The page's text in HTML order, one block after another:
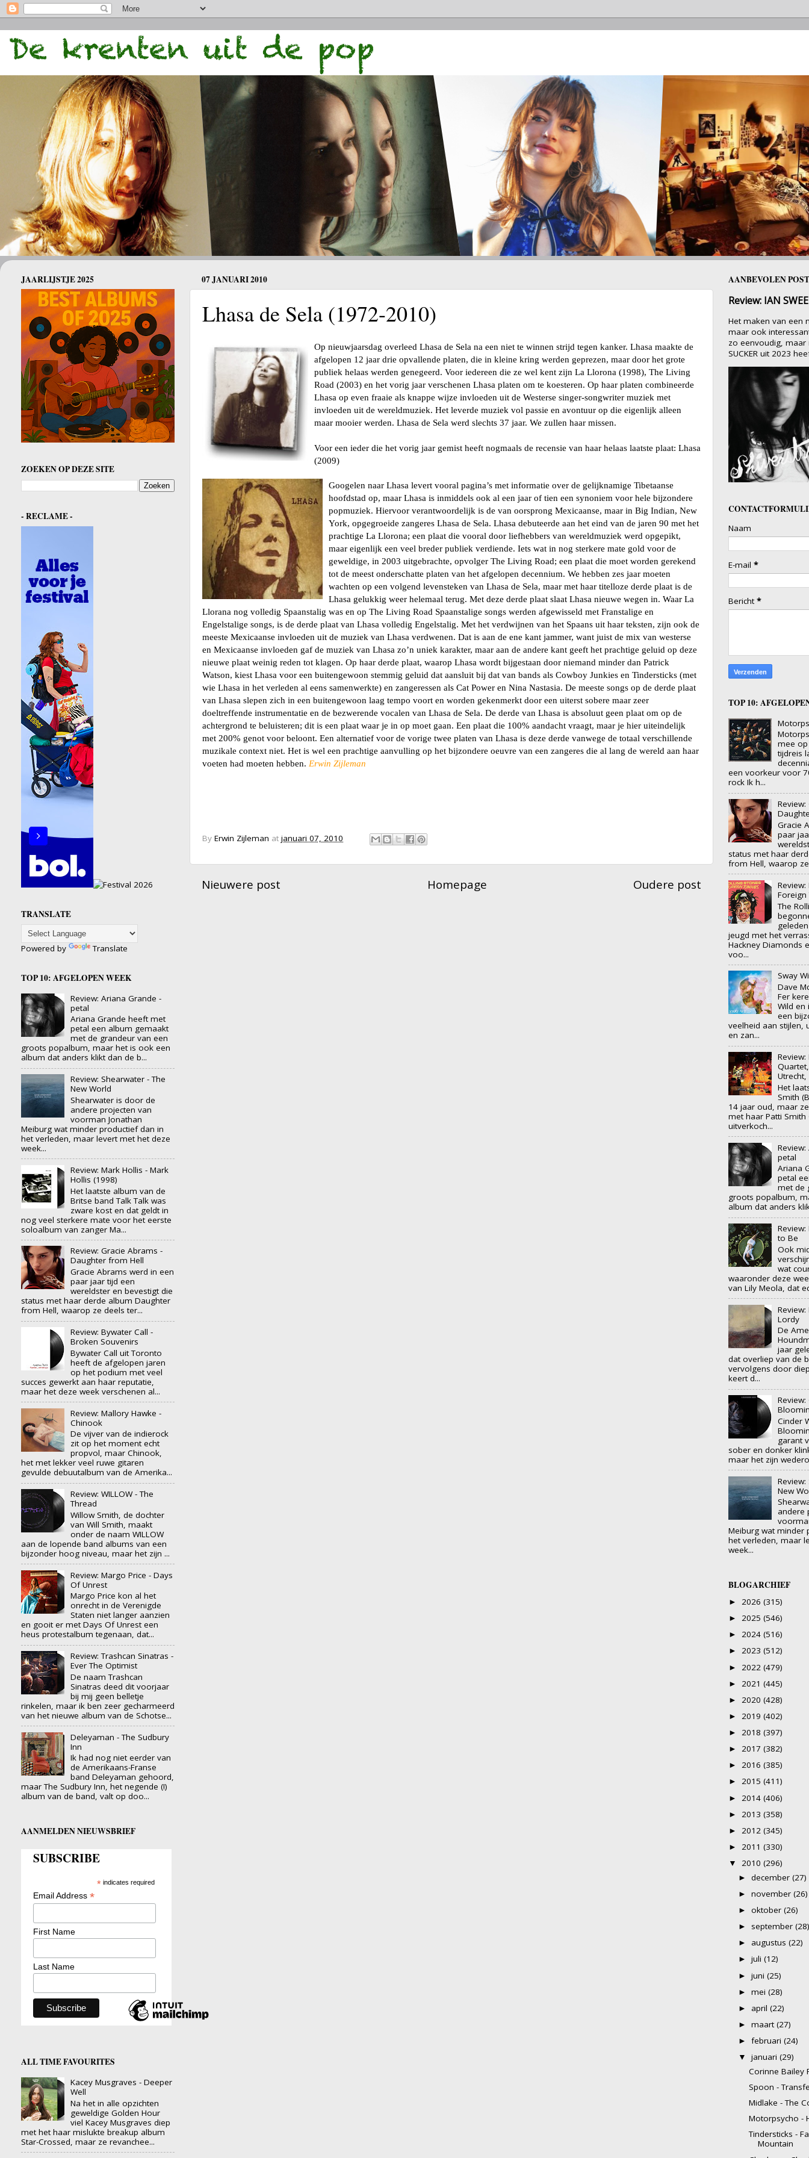
07 JANUARI 2010
Lhasa de Sela (1972-2010)
Op nieuwjaarsdag overleed Lhasa de Sela na een niet te winnen strijd tegen kanker. Lhasa maakte de
afgelopen 12 jaar drie opvallende platen, die in kleine kring werden geprezen, maar door het grote
publiek helaas werden genegeerd. Voor iedereen die ze wel kent zijn La Llorona (1998), The Living
Road (2003) en het vorig jaar verschenen Lhasa platen om te koesteren. Op haar platen combineerde
Lhasa op even fraaie als knappe wijze invloeden uit de Westerse singer-songwriter muziek met
invloeden uit de wereldmuziek. Het leverde muziek vol passie en avontuur op die eigenlijk alleen
maar mooier werden. Lhasa de Sela werd slechts 37 jaar. We zullen haar missen.
Voor een ieder die het vorig jaar gemist heeft nogmaals de recensie van haar helaas laatste plaat: Lhasa
(2009)
Googelen naar Lhasa levert vooral pagina’s met informatie over de gelijknamige Tibetaanse
hoofdstad op, maar Lhasa is inmiddels ook al een jaar of tien een synoniem voor hele bijzondere
popmuziek. Hiervoor verantwoordelijk is de van oorsprong Mexicaanse, maar in Big Indian, New
York, opgegroeide zangeres Lhasa de Sela. Lhasa debuteerde aan het eind van de jaren 90 met het
prachtige La Llorona; een plaat die vooral door liefhebbers van wereldmuziek werd opgepikt,
maar eigenlijk een veel breder publiek verdiende. Iets wat in nog sterkere mate gold voor de
geweldige, in 2003 uitgebrachte, opvolger The Living Road; een plaat die moet worden gerekend
tot de meest onderschatte platen van het afgelopen decennium. We hebben zes jaar moeten
wachten op een volgend levensteken van Lhasa de Sela, maar met haar titelloze derde plaat is de
Lhasa gelukkig weer helemaal terug. Met deze derde plaat slaat Lhasa nieuwe wegen in. Waar La
Llorana nog volledig Spaanstalig was en op The Living Road Spaanstalige songs werden afgewisseld met Franstalige en
Engelstalige songs, is de derde plaat van Lhasa volledig Engelstalig. Met het verdwijnen van het Spaans uit haar teksten, zijn ook de
meeste Mexicaanse invloeden uit de muziek van Lhasa verdwenen. Dat is aan de ene kant jammer, want juist de mix van westerse
en Mexicaanse invloeden gaf de muziek van Lhasa zo’n uniek karakter, maar aan de andere kant geeft het prachtige geluid op deze
nieuwe plaat weinig reden tot klagen. Op haar derde plaat, waarop Lhasa wordt bijgestaan door niemand minder dan Patrick
Watson, kiest Lhasa voor een buitengewoon stemmig geluid dat aansluit bij dat van bands als Cowboy Junkies en Tindersticks (met
wie Lhasa in het verleden al eens samenwerkte) en zangeressen als Cat Power en Nina Nastasia. De meeste songs op de derde plaat
van Lhasa slepen zich in een buitengewoon laag tempo voort en worden gekenmerkt door een uiterst sobere maar zeer
doeltreffende instrumentatie en de bezwerende vocalen van Lhasa de Sela. De derde van Lhasa is absoluut geen plaat om op de
achtergrond te beluisteren; dit is een plaat waar je in op moet gaan. Een plaat die 100% aandacht vraagt, maar je hier uiteindelijk
met 200% genot voor beloont. Een alternatief voor de vorige twee platen van Lhasa is deze derde vanwege de totaal verschillende
muzikale context niet. Het is wel een prachtige aanvulling op het bijzondere oeuvre van een zangeres die al lang de wereld aan haar
voeten had moeten hebben. Erwin Zijleman
By Erwin Zijleman at januari 07, 2010
Nieuwere post Oudere post
Homepage
JAARLIJSTJE 2025
ZOEKEN OP DEZE SITE
- RECLAME -
TRANSLATE
Powered by Translate
TOP 10: AFGELOPEN WEEK
Review: Ariana Grande -
petal
Ariana Grande heeft met
petal een album gemaakt
met de grandeur van een
groots popalbum, maar het is ook een
album dat anders klikt dan de b...
Review: Shearwater - The
New World
Shearwater is door de
andere projecten van
voorman Jonathan
Meiburg wat minder productief dan in
het verleden, maar levert met het deze
week...
Review: Mark Hollis - Mark
Hollis (1998)
Het laatste album van de
Britse band Talk Talk was
zware kost en dat geldt in
nog veel sterkere mate voor het eerste
soloalbum van zanger Ma...
Review: Gracie Abrams -
Daughter from Hell
Gracie Abrams werd in een
paar jaar tijd een
wereldster en bevestigt die
status met haar derde album Daughter
from Hell, waarop ze deels ter...
Review: Bywater Call -
Broken Souvenirs
Bywater Call uit Toronto
heeft de afgelopen jaren
op het podium met veel
succes gewerkt aan haar reputatie,
maar het deze week verschenen al...
Review: Mallory Hawke -
Chinook
De vijver van de indierock
zit op het moment echt
propvol, maar Chinook,
het met lekker veel ruwe gitaren
gevulde debuutalbum van de Amerika...
Review: WILLOW - The
Thread
Willow Smith, de dochter
van Will Smith, maakt
onder de naam WILLOW
aan de lopende band albums van een
bijzonder hoog niveau, maar het zijn ...
Review: Margo Price - Days
Of Unrest
Margo Price kon al het
onrecht in de Verenigde
Staten niet langer aanzien
en gooit er met Days Of Unrest een
heus protestalbum tegenaan, dat...
Review: Trashcan Sinatras -
Ever The Optimist
De naam Trashcan
Sinatras deed dit voorjaar
bij mij geen belletje
rinkelen, maar ik ben zeer gecharmeerd
van het nieuwe album van de Schotse...
Deleyaman - The Sudbury
Inn
Ik had nog niet eerder van
de Amerikaans-Franse
band Deleyaman gehoord,
maar The Sudbury Inn, het negende (!)
album van de band, valt op doo...
AANMELDEN NIEUWSBRIEF
SUBSCRIBE
*indicates required
Email Address *
First Name
Last Name
ALL TIME FAVOURITES
Kacey Musgraves - Deeper
Well
Na het in alle opzichten
geweldige Golden Hour
viel Kacey Musgraves diep
met het haar mislukte breakup album
Star-Crossed, maar ze revanchee...
AANBEVOLEN POST
Review: IAN
Het maken van een
maar ook
zo eenvoudig, maar
SUCKER uit 2023
Naam
E-mail *
Bericht*
TOP 10:
mee
tijdreis
een voorkeur voor
rock Ik h...
Gracie
paar
status met haar
from Hell, waarop
The
jeugd met het
Hackney Diamonds
voo...
Sway
Dave
Fer
Wild
een
veelheid aan stijlen,
en zan...
Het
Smith
14 jaar oud, maar
met haar Patti
uitverkoch...
petal
Ariana
petal
met de
groots popalbum,
album dat anders
to Be
Ook
wat
waaronder deze
van Lily Meola, dat
Lordy
De
jaar
dat overliep van de
vervolgens door
keert d...
Cinder
garant
sober en donker
maar het zijn
New
andere
Meiburg wat minder
het verleden, maar
week...
BLOGARCHIEF
► 2026 (315)
► 2025 (546)
► 2024 (516)
► 2023 (512)
► 2022 (479)
► 2021 (445)
► 2020 (428)
► 2019 (402)
► 2018 (397)
► 2017 (382)
► 2016 (385)
► 2015 (411)
► 2014 (406)
► 2013 (358)
► 2012 (345)
► 2011 (330)
▼ 2010 (296)
►december(27)
►november(26)
►oktober(26)
► september
► augustus(22)
►juli(12)
►juni(25)
►mei(28)
► april(22)
►maart(27)
►februari(24)
▼januari(29)
Corinne Bailey
Spoon -
Midlake - The
Motorpsycho -
Tindersticks -
Mountain